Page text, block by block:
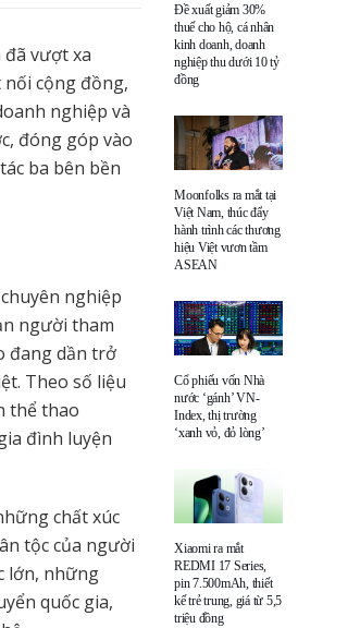
đã vượt xa
cộng đồng,
nghiệp và
đóng góp vào
ba bên bền
nghiệp
người tham
đang dần trở
Theo số liệu
thể thao
đình luyện
chất xúc
tộc của người
lớn, những
quốc gia,
Đề xuất giảm 30%
thuế cho hộ, cá nhân
kinh doanh, doanh
nghiệp thu dưới 10 tỷ
đồng
Moonfolks ra mắt tại
Việt Nam, thúc đẩy
hành trình các thương
hiệu Việt vươn tầm
ASEAN
Cổ phiếu vốn Nhà
nước ‘gánh’ VN-
Index, thị trường
‘xanh vỏ, đỏ lòng’
Xiaomi ra mắt
REDMI 17 Series,
pin 7.500mAh, thiết
kế trẻ trung, giá từ 5,5
triệu đồng